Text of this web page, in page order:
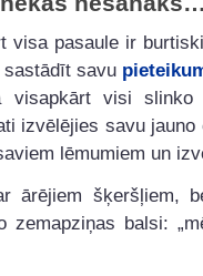
visa pasaule ir
sastādīt savu
visapkārt visi slinko
izvēlējies savu
lēmumiem un
ārējiem šķeršļiem,
balsi: